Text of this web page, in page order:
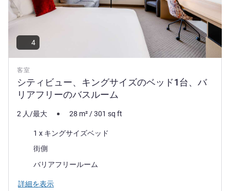
客室
シティビュー、キングサイズのベッド1台、バ
リアフリーのバスルーム
4
2 人/最大 28 m²/301 sq ft
1 x キングサイズベッド
ビュー:街側
バリアフリールーム
詳細を表示